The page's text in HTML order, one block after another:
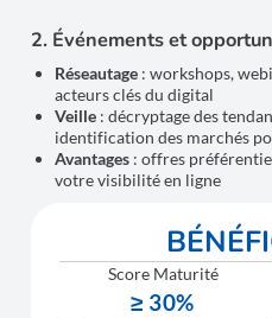
2. Événements et
Réseautage: workshops,
acteurs clés du digital
Veille: décryptage des
identification des marchés
Avantages: offres
votre visibilité en ligne
Score Maturité
≥ 30%